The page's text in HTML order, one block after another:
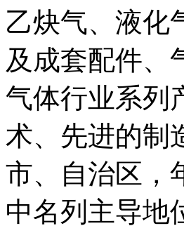
乙炔气、液化
及成套配件、
气体行业系列
术、先进的制
市、自治区，
中名列主导地